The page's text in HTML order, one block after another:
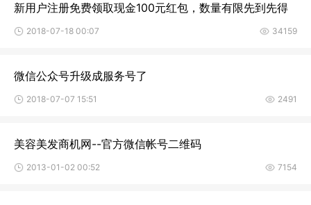
新用户注册免费领取现金100元红包，数量有限先到先得
2018-07-18 00:07 34159
微信公众号升级成服务号了
2018-07-07 15:51 2491
美容美发商机网--官方微信帐号二维码
2013-01-02 00:52 7154